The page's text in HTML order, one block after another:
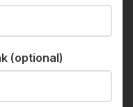
(optional)